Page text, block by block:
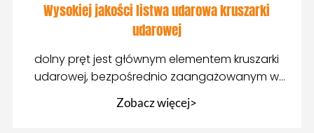
Wysokiej jakości listwa udarowa kruszarki
udarowej
dolny pręt jest głównym elementem kruszarki
udarowej, bezpośrednio zaangażowanym w
kruszenie trzeciego poziomu
Zobacz więcej>